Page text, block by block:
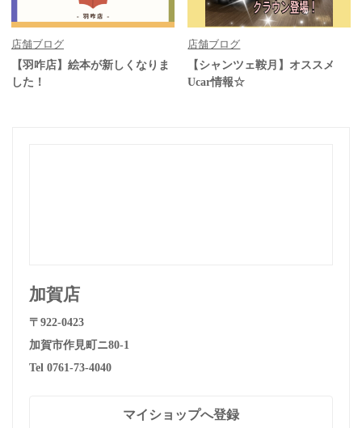
店舗ブログ
【羽咋店】絵本が新しくなりま
した！
店舗ブログ
【シャンツェ鞍月】オススメ
Ucar情報☆
加賀店
〒922-0423
加賀市作見町ニ80-1
Tel 0761-73-4040
マイショップへ登録